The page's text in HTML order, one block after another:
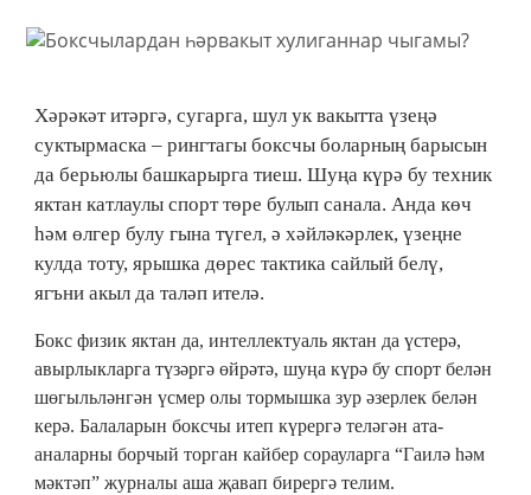
Хәрәкәт итәргә, сугарга, шул ук вакытта үзеңә
суктырмаска – рингтагы боксчы боларның барысын
да берьюлы башкарырга тиеш. Шуңа күрә бу техник
яктан катлаулы спорт төре булып санала. Анда көч
һәм өлгер булу гына түгел, ә хәйләкәрлек, үзеңне
кулда тоту, ярышка дөрес тактика сайлый белү,
ягъни акыл да таләп ителә.
Бокс физик яктан да, интеллектуаль яктан да үстерә,
авырлыкларга түзәргә өйрәтә, шуңа күрә бу спорт белән
шөгыльләнгән үсмер олы тормышка зур әзерлек белән
керә. Балаларын боксчы итеп күрергә теләгән ата-
аналарны борчый торган кайбер сорауларга “Гаилә һәм
мәктәп” журналы аша җавап бирергә телим.